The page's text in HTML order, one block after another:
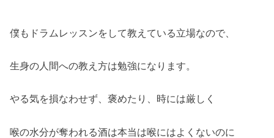
僕もドラムレッスンをして教えている立場なので、
生身の人間への教え方は勉強になります。
やる気を損なわせず、褒めたり、時には厳しく
喉の水分が奪われる酒は本当は喉にはよくないのに